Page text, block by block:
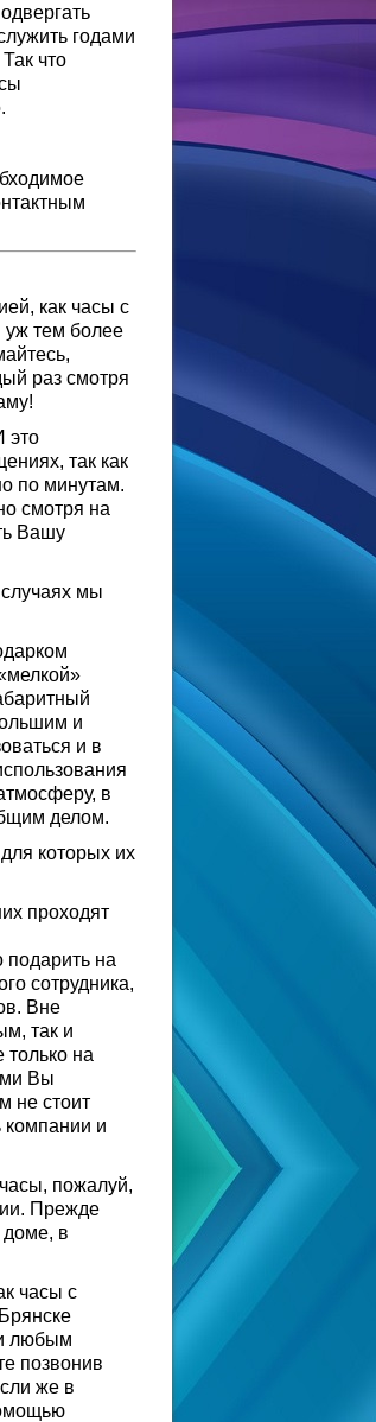
годами
что
как часы с
уж тем более
раз смотря
это
так как
по минутам.
смотря на
Вашу
мы
и
и в
в
делом.
которых их
проходят
подарить на
сотрудника,
Вне
так и
на
Вы
не стоит
компании и
пожалуй,
Прежде
доме, в
часы с
любым
позвонив
же в